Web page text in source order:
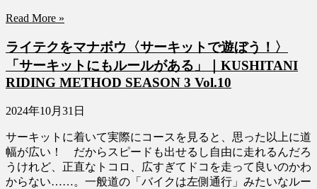
Read More »
ライテクをマナボウ〈サーキットで遊ぼう！〉
「サーキットにもルールがある」｜KUSHITANI
RIDING METHOD SEASON 3 Vol.10
2024年10月31日
サーキットに着いて実際にコースを見ると、思った以上に道
幅が広い！ だからスピードも出せるし自由に走れるんだろ
うけれど、正直なトコロ、広すぎてドコを走って良いのかわ
からない……。一般道の「バイクは左側通行」みたいなルー